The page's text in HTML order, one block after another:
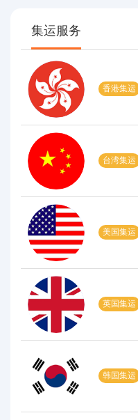
集运服务
香港集运
台湾集运
美国集运
英国集运
韩国集运